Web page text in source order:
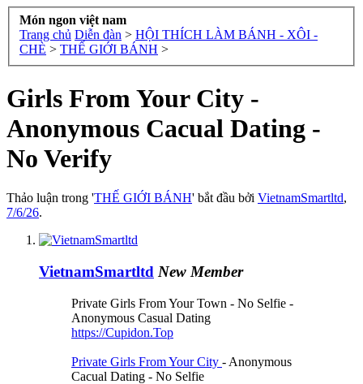
Món ngon việt nam
Trang chủ Diễn đàn > HỘI THÍCH LÀM BÁNH - XÔI -
CHÈ > THẾ GIỚI BÁNH >
Girls From Your City -
Anonymous Cacual Dating -
No Verify
Thảo luận trong 'THẾ GIỚI BÁNH' bắt đầu bởi VietnamSmartltd,
7/6/26.
VietnamSmartltd New Member
Private Girls From Your Town - No Selfie -
Anonymous Casual Dating
https://Cupidon.Top
Private Girls From Your City - Anonymous
Cacual Dating - No Selfie